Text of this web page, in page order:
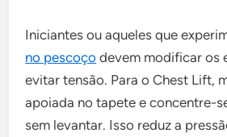
Iniciantes ou aqueles que
no pescoço devem modificar os
evitar tensão. Para o Chest Lift,
apoiada no tapete e concentre-
sem levantar. Isso reduz a